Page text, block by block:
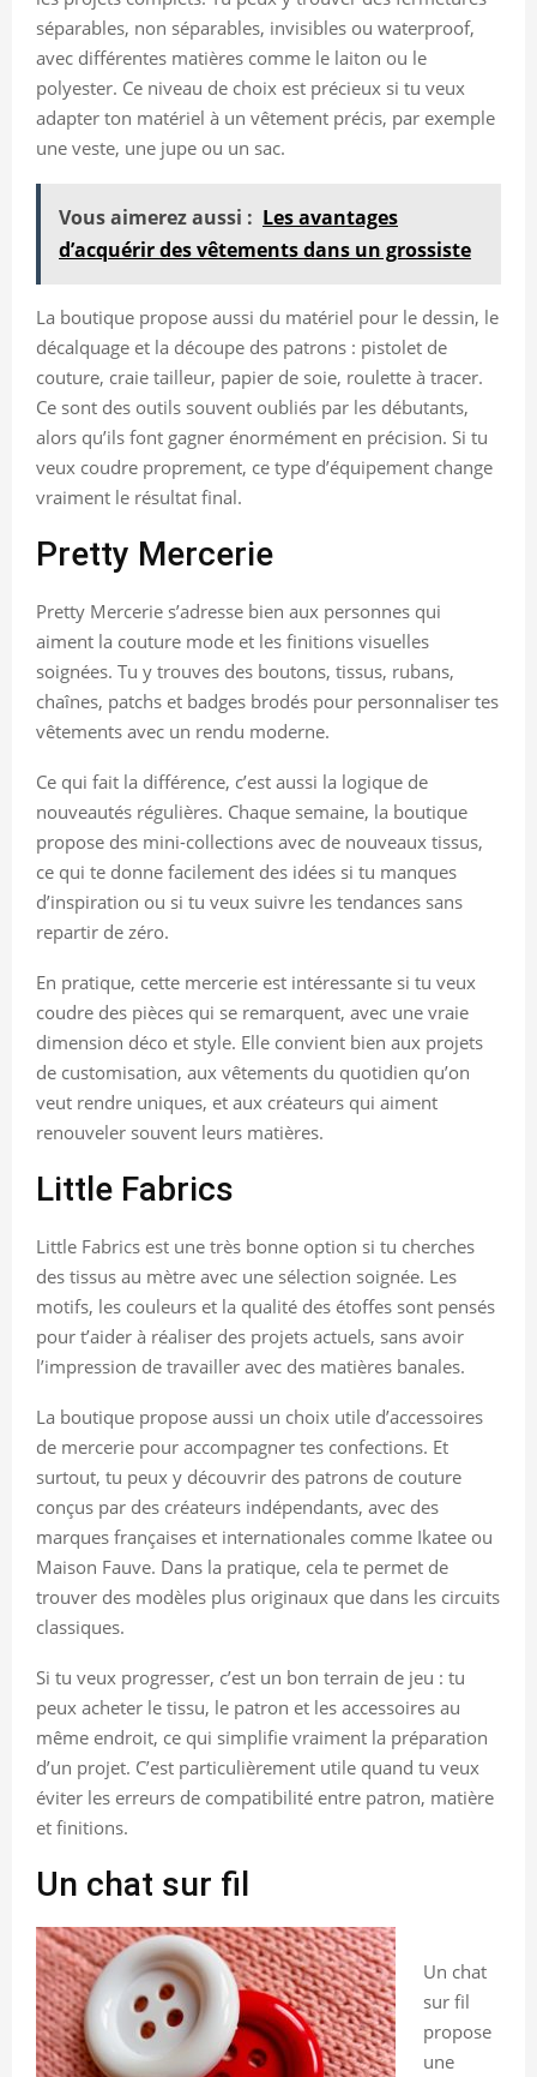
séparables, non séparables, invisibles ou waterproof,
avec différentes matières comme le laiton ou le
polyester. Ce niveau de choix est précieux si tu veux
adapter ton matériel à un vêtement précis, par exemple
une veste, une jupe ou un sac.
Vous aimerez aussi : Les avantages
d’acquérir des vêtements dans un grossiste
La boutique propose aussi du matériel pour le dessin, le
décalquage et la découpe des patrons : pistolet de
couture, craie tailleur, papier de soie, roulette à tracer.
Ce sont des outils souvent oubliés par les débutants,
alors qu’ils font gagner énormément en précision. Si tu
veux coudre proprement, ce type d’équipement change
vraiment le résultat final.
Pretty Mercerie
Pretty Mercerie s’adresse bien aux personnes qui
aiment la couture mode et les finitions visuelles
soignées. Tu y trouves des boutons, tissus, rubans,
chaînes, patchs et badges brodés pour personnaliser tes
vêtements avec un rendu moderne.
Ce qui fait la différence, c’est aussi la logique de
nouveautés régulières. Chaque semaine, la boutique
propose des mini-collections avec de nouveaux tissus,
ce qui te donne facilement des idées si tu manques
d’inspiration ou si tu veux suivre les tendances sans
repartir de zéro.
En pratique, cette mercerie est intéressante si tu veux
coudre des pièces qui se remarquent, avec une vraie
dimension déco et style. Elle convient bien aux projets
de customisation, aux vêtements du quotidien qu’on
veut rendre uniques, et aux créateurs qui aiment
renouveler souvent leurs matières.
Little Fabrics
Little Fabrics est une très bonne option si tu cherches
des tissus au mètre avec une sélection soignée. Les
motifs, les couleurs et la qualité des étoffes sont pensés
pour t’aider à réaliser des projets actuels, sans avoir
l’impression de travailler avec des matières banales.
La boutique propose aussi un choix utile d’accessoires
de mercerie pour accompagner tes confections. Et
surtout, tu peux y découvrir des patrons de couture
conçus par des créateurs indépendants, avec des
marques françaises et internationales comme Ikatee ou
Maison Fauve. Dans la pratique, cela te permet de
trouver des modèles plus originaux que dans les circuits
classiques.
Si tu veux progresser, c’est un bon terrain de jeu : tu
peux acheter le tissu, le patron et les accessoires au
même endroit, ce qui simplifie vraiment la préparation
d’un projet. C’est particulièrement utile quand tu veux
éviter les erreurs de compatibilité entre patron, matière
et finitions.
Un chat sur fil
Un chat
sur fil
propose
une